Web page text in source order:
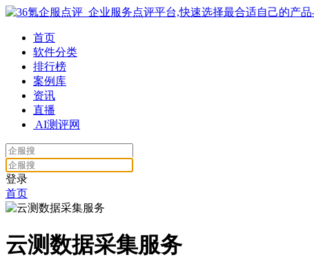
首页
软件分类
排行榜
案例库
资讯
直播
AI测评网
登录
首页
云测数据采集服务